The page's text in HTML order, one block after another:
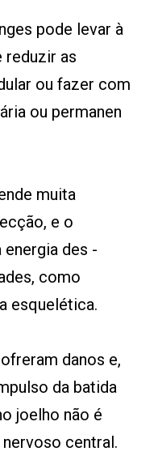
pode levar à
reduzir as
ou fazer com
ou permanen
muita
e o
des -
como
esquelética.
danos e,
da batida
joelho não é
central.